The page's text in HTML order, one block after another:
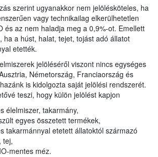
szerint ugyanakkor nem jelölésköteles, ha
vagy technikailag elkerülhetetlen
és az nem haladja meg a 0,9%-ot. Emellett
ha a húst, halat, tejet, tojást adó állatot
etették.
jelöléséről viszont nincs egységes
Németország, Franciaország és
is kidolgozta saját jelölési rendszerét.
teszi, hogy külön jelölést kapjon
élelmiszer, takarmány,
egyes összetett termékek,
takarmánnyal etetett állatoktól származó
tej,
mentes méz.